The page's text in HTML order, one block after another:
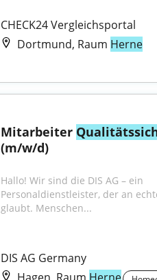
CHECK24 Vergleichsportal
Dortmund, Raum Herne
Mitarbeiter
(m/w/d)
Hallo! Wir sind die DIS AG – ein
Personaldienstleister, der an
glaubt. Menschen...
DIS AG Germany